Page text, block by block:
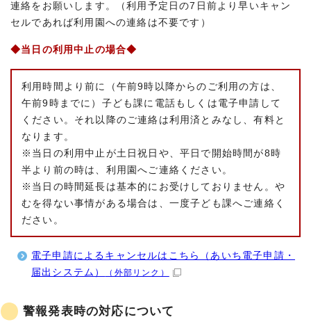
連絡をお願いします。（利用予定日の7日前より早いキャン
セルであれば利用園への連絡は不要です）
◆当日の利用中止の場合◆
利用時間より前に（午前9時以降からのご利用の方は、
午前9時までに）子ども課に電話もしくは電子申請して
ください。それ以降のご連絡は利用済とみなし、有料と
なります。
※当日の利用中止が土日祝日や、平日で開始時間が8時
半より前の時は、利用園へご連絡ください。
※当日の時間延長は基本的にお受けしておりません。や
むを得ない事情がある場合は、一度子ども課へご連絡く
ださい。
電子申請によるキャンセルはこちら（あいち電子申請・
届出システム）
（外部リンク）
警報発表時の対応について